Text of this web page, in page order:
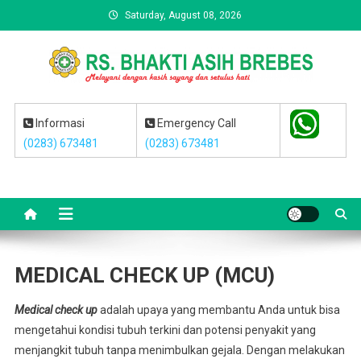
to
Saturday, August 08, 2026
RS BHAKTI ASIH BREBES
Informasi
(0283) 673481
Emergency Call
(0283) 673481
MEDICAL CHECK UP (MCU)
Medical check upadalah upaya yang membantu Anda untuk bisa
mengetahui kondisi tubuh terkini dan potensi penyakit yang
menjangkit tubuh tanpa menimbulkan gejala. Dengan melakukan